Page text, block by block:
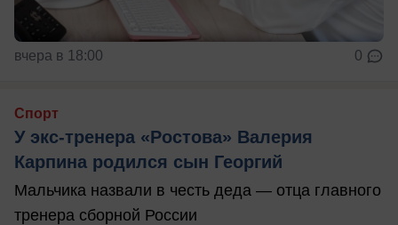
вчера в 18:00 0
Спорт
У экс-тренера «Ростова» Валерия
Карпина родился сын Георгий
Мальчика назвали в честь деда — отца главного
тренера сборной России